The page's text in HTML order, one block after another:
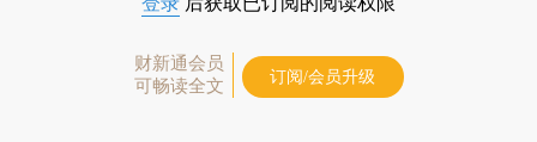
财新通会员
可畅读全文
订阅/会员升级